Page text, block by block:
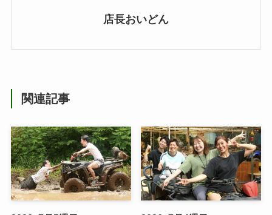
店長おいどん
関連記事